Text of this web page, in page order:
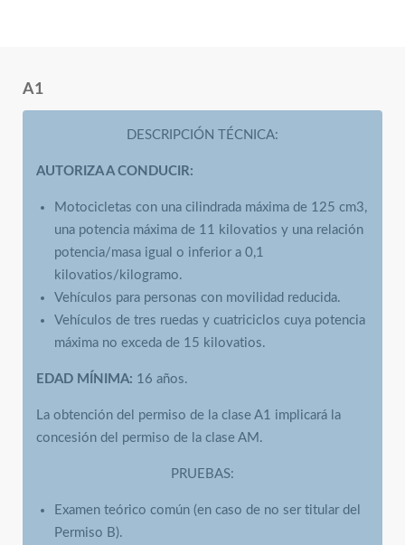
A1
DESCRIPCIÓN TÉCNICA:
AUTORIZA A CONDUCIR:
Motocicletas con una cilindrada máxima de 125 cm3,
una potencia máxima de 11 kilovatios y una relación
potencia/masa igual o inferior a 0,1
kilovatios/kilogramo.
Vehículos para personas con movilidad reducida.
Vehículos de tres ruedas y cuatriciclos cuya potencia
máxima no exceda de 15 kilovatios.
EDAD MÍNIMA: 16 años.
La obtención del permiso de la clase A1 implicará la
concesión del permiso de la clase AM.
PRUEBAS:
Examen teórico común (en caso de no ser titular del
Permiso B).